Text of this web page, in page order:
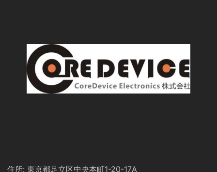
住所: 東京都足立区中央本町1-20-17A